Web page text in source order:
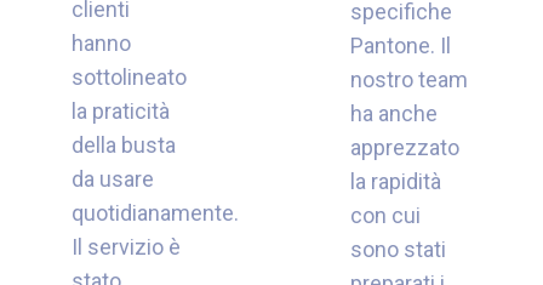
clienti
hanno
sottolineato
la praticità
della busta
da usare
quotidianamente.
Il servizio è
specifiche
Pantone. Il
nostro team
ha anche
apprezzato
la rapidità
con cui
sono stati